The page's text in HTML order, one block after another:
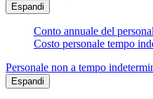
Espandi
Conto annuale del
Costo personale tempo
Personale non a tempo
Espandi